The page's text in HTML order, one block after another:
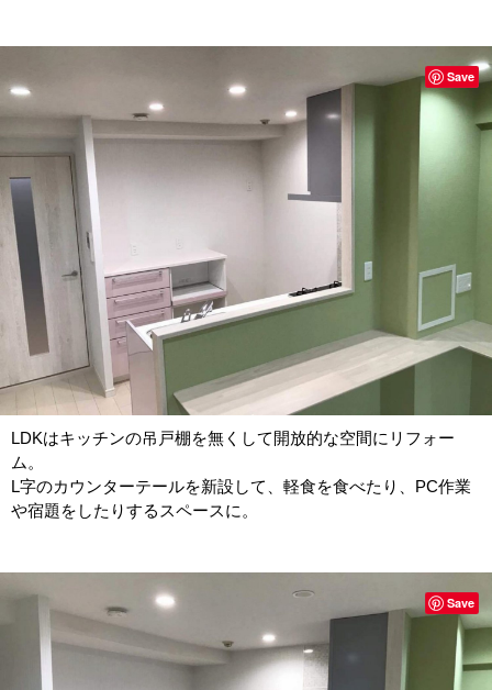
LDKはキッチンの吊戸棚を無くして開放的な空間にリフォー
ム。
L字のカウンターテールを新設して、軽食を食べたり、PC作業
や宿題をしたりするスペースに。
Save
Save